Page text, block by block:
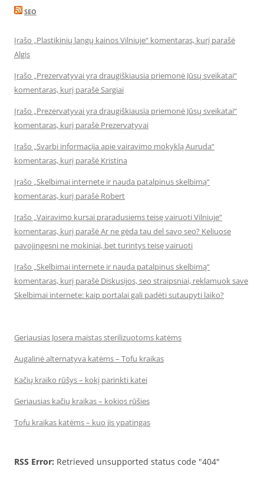
SEO
Įrašo „Plastikinių langų kainos Vilniuje“ komentaras, kurį parašė
Algis
Įrašo „Prezervatyvai yra draugiškiausia priemonė Jūsų sveikatai“
komentaras, kurį parašė Sargiai
Įrašo „Prezervatyvai yra draugiškiausia priemonė Jūsų sveikatai“
komentaras, kurį parašė Prezervatyvai
Įrašo „Svarbi informacija apie vairavimo mokyklą Auruda“
komentaras, kurį parašė Kristina
Įrašo „Skelbimai internete ir nauda patalpinus skelbimą“
komentaras, kurį parašė Robert
Įrašo „Vairavimo kursai praradusiems teisę vairuoti Vilniuje“
komentaras, kurį parašė Ar ne gėda tau del savo seo? Keliuose
pavojingesni ne mokiniai, bet turintys teisę vairuoti
Įrašo „Skelbimai internete ir nauda patalpinus skelbimą“
komentaras, kurį parašė Diskusijos, seo straipsniai, reklamuok save
Skelbimai internete: kaip portalai gali padėti sutaupyti laiko?
Geriausias Josera maistas sterilizuotoms katėms
Augalinė alternatyva katėms – Tofu kraikas
Kačių kraiko rūšys – kokį parinkti katei
Geriausias kačių kraikas – kokios rūšies
Tofu kraikas katėms – kuo jis ypatingas
RSS Error: Retrieved unsupported status code "404"